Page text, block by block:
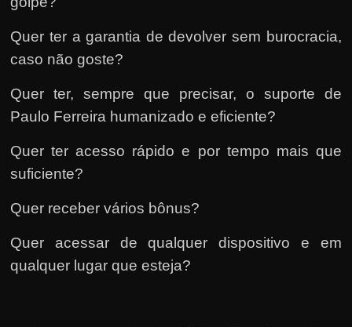
Quer ter a garantia de devolver sem burocracia,
caso não goste?
Quer ter, sempre que precisar, o suporte de
Paulo Ferreira humanizado e eficiente?
Quer ter acesso rápido e por tempo mais que
suficiente?
Quer receber vários bônus?
Quer acessar de qualquer dispositivo e em
qualquer lugar que esteja?